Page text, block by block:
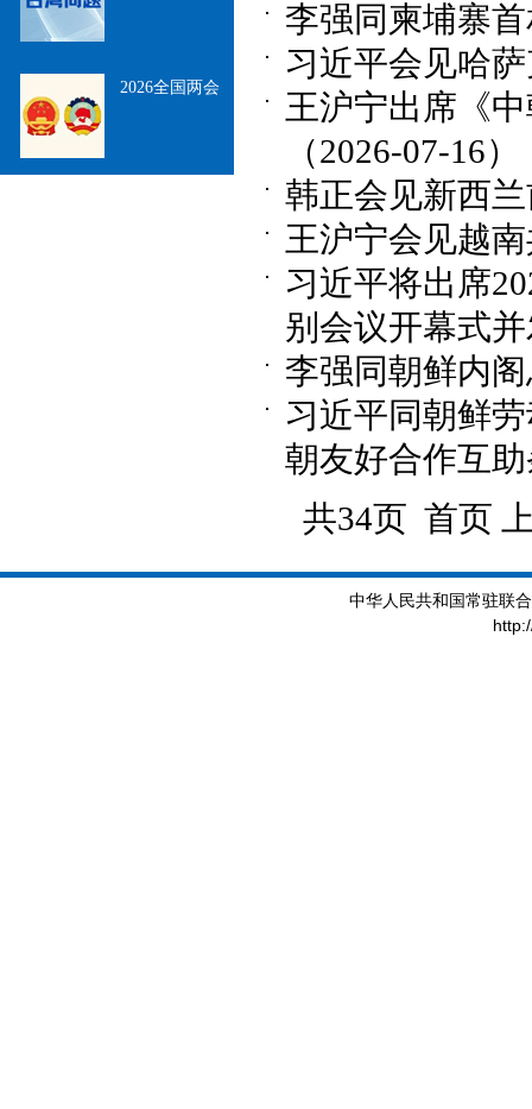
2026全国两会
李强同柬埔寨
习近平会见哈
王沪宁出席《
（2026-07-16）
韩正会见新西
王沪宁会见越
习近平将出席
别会议开幕式
李强同朝鲜内
习近平同朝鲜
朝友好合作互
共34页 首页
中华人民共和国常驻联